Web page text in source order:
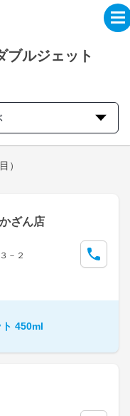
ブルジェット
）
ざん店
－２
ト 450ml